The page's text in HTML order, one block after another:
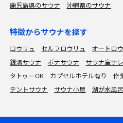
鹿児島県のサウナ
沖縄県のサウナ
特徴からサウナを探す
ロウリュ セルフロウリュ オートロ
銭湯サウナ
ボナサウナ サウナ室テ
タトゥーOK
カプセルホテル有り
作
テントサウナ
サウナ小屋 湖が水風呂